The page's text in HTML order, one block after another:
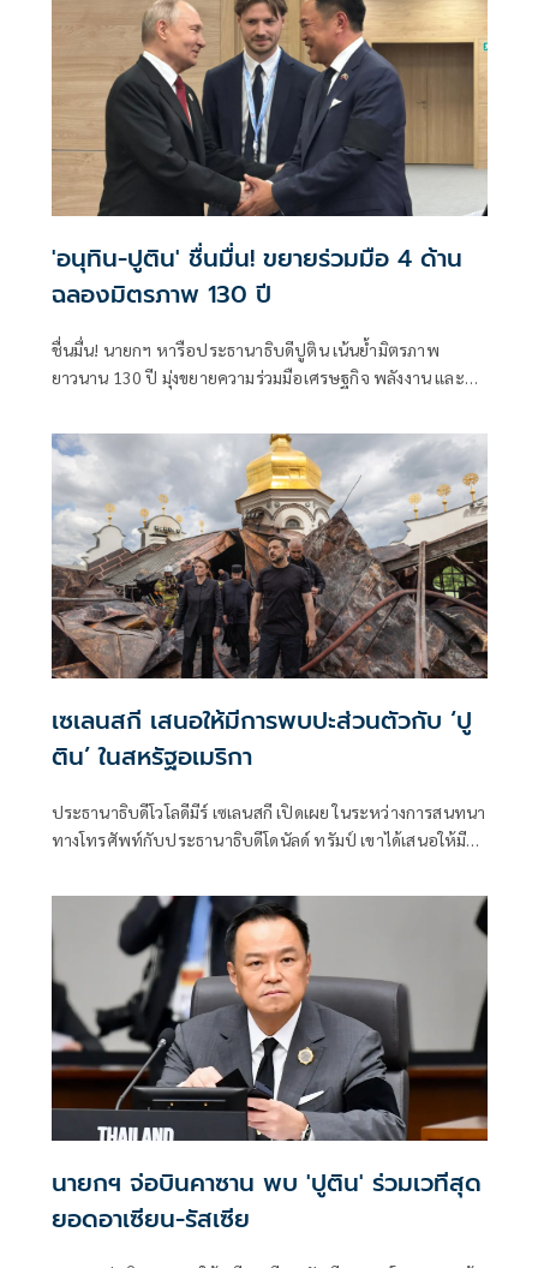
'อนุทิน-ปูติน' ชื่นมื่น! ขยายร่วมมือ 4 ด้าน
ฉลองมิตรภาพ 130 ปี
ชื่นมื่น! นายกฯ หารือประธานาธิบดีปูติน เน้นย้ำมิตรภาพ
ยาวนาน 130 ปี มุ่งขยายความร่วมมือเศรษฐกิจ พลังงาน และ
เซเลนสกี เสนอให้มีการพบปะส่วนตัวกับ ‘ปู
ติน’ ในสหรัฐอเมริกา
ประธานาธิบดีโวโลดีมีร์ เซเลนสกี เปิดเผย ในระหว่างการสนทนา
ทางโทรศัพท์กับประธานาธิบดีโดนัลด์ ทรัมป์ เขาได้เสนอให้มี
สหรัฐอเมริกา
นายกฯ จ่อบินคาซาน พบ 'ปูติน' ร่วมเวทีสุด
ยอดอาเซียน-รัสเซีย